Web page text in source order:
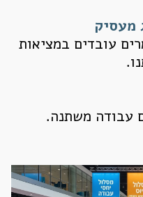
מעסיק
עובדים במציאות
עבודה משתנה.